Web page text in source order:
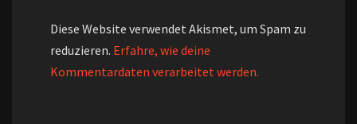
Diese Website verwendet Akismet, um Spam zu
reduzieren. Erfahre, wie deine
Kommentardaten verarbeitet werden.